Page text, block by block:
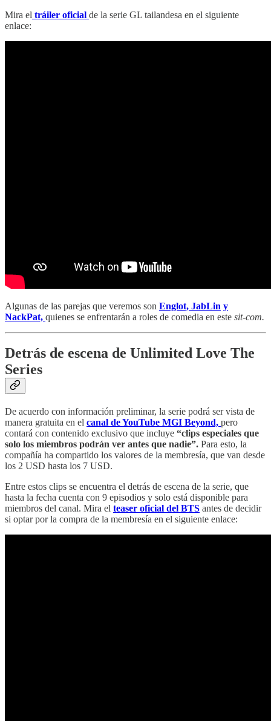
Mira el tráiler oficial de la serie GL tailandesa en el siguiente
enlace:
Algunas de las parejas que veremos son Englot, JabLin y
NackPat, quienes se enfrentarán a roles de comedia en este sit-com.
Detrás de escena de Unlimited Love The
Series
De acuerdo con información preliminar, la serie podrá ser vista de
manera gratuita en el canal de YouTube MGI Beyond, pero
contará con contenido exclusivo que incluye “clips especiales que
solo los miembros podrán ver antes que nadie”. Para esto, la
compañía ha compartido los valores de la membresía, que van desde
los 2 USD hasta los 7 USD.
Entre estos clips se encuentra el detrás de escena de la serie, que
hasta la fecha cuenta con 9 episodios y solo está disponible para
miembros del canal. Mira el teaser oficial del BTS antes de decidir
si optar por la compra de la membresía en el siguiente enlace: